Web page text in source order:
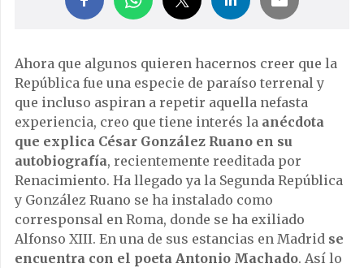
Ahora que algunos quieren hacernos creer que la
República fue una especie de paraíso terrenal y
que incluso aspiran a repetir aquella nefasta
experiencia, creo que tiene interés la anécdota
que explica César González Ruano en su
autobiografía, recientemente reeditada por
Renacimiento. Ha llegado ya la Segunda República
y González Ruano se ha instalado como
corresponsal en Roma, donde se ha exiliado
Alfonso XIII. En una de sus estancias en Madrid se
encuentra con el poeta Antonio Machado. Así lo